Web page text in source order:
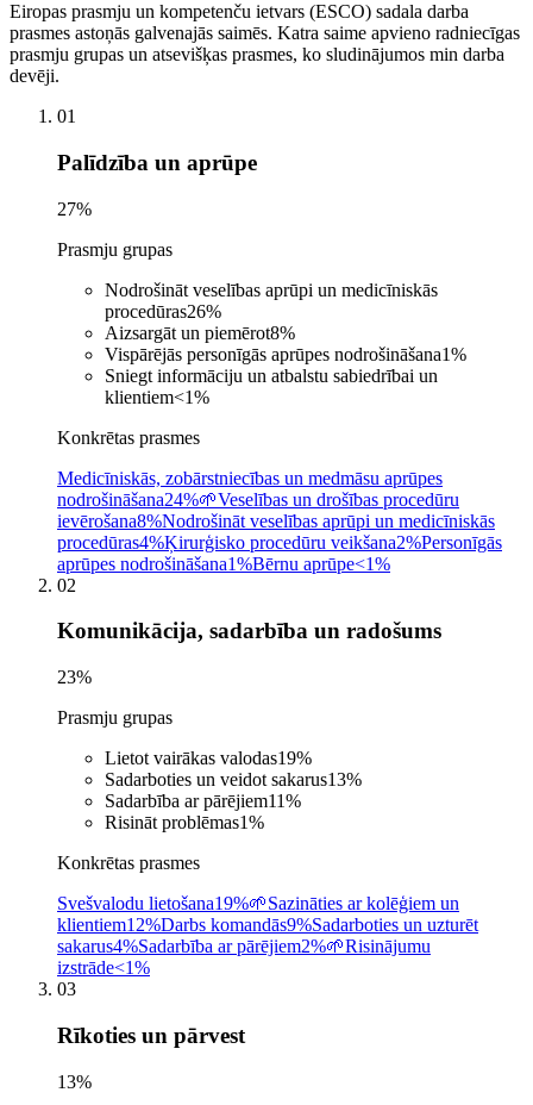
Eiropas prasmju un kompetenču ietvars (ESCO) sadala darba
prasmes astoņās galvenajās saimēs. Katra saime apvieno radniecīgas
prasmju grupas un atsevišķas prasmes, ko sludinājumos min darba
devēji.
01
Palīdzība un aprūpe
27%
Prasmju grupas
Nodrošināt veselības aprūpi un medicīniskās
procedūras26%
Aizsargāt un piemērot8%
Vispārējās personīgās aprūpes nodrošināšana1%
Sniegt informāciju un atbalstu sabiedrībai un
klientiem<1%
Konkrētas prasmes
Medicīniskās, zobārstniecības un medmāsu aprūpes
nodrošināšana24%🌱Veselības un drošības procedūru
ievērošana8%Nodrošināt veselības aprūpi un medicīniskās
procedūras4%Ķirurģisko procedūru veikšana2%Personīgās
aprūpes nodrošināšana1%Bērnu aprūpe<1%
02
Komunikācija, sadarbība un radošums
23%
Prasmju grupas
Lietot vairākas valodas19%
Sadarboties un veidot sakarus13%
Sadarbība ar pārējiem11%
Risināt problēmas1%
Konkrētas prasmes
Svešvalodu lietošana19%🌱Sazināties ar kolēģiem un
klientiem12%Darbs komandās9%Sadarboties un uzturēt
sakarus4%Sadarbība ar pārējiem2%🌱Risinājumu
izstrāde<1%
03
Rīkoties un pārvest
13%